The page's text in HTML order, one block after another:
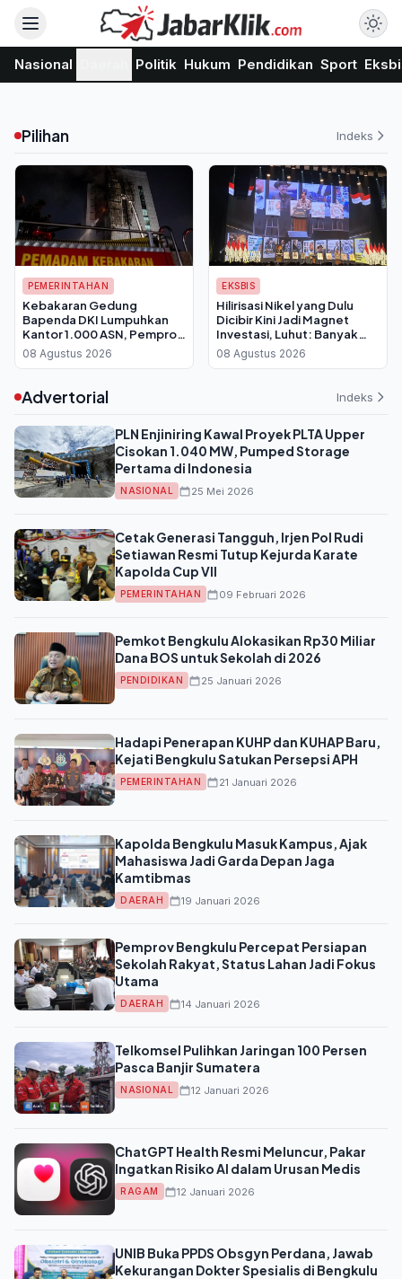
Nasional Politik Hukum Pendidikan Sport
Pilihan Indeks
PEMERINTAHAN
Kebakaran Gedung
Bapenda DKI Lumpuhkan
Kantor 1.000 ASN, Pemprov
Berlakukan WFH Bergantian
08 Agustus 2026
EKSBIS
Hilirisasi Nikel yang Dulu
Dicibir Kini Jadi Magnet
Investasi, Luhut: Banyak
yang Antre Temui Bahlil
08 Agustus 2026
Advertorial Indeks
PLN Enjiniring Kawal Proyek PLTA Upper
Cisokan 1.040 MW, Pumped Storage
Pertama di Indonesia
NASIONAL 25 Mei 2026
Cetak Generasi Tangguh, Irjen Pol Rudi
Setiawan Resmi Tutup Kejurda Karate
Kapolda Cup VII
PEMERINTAHAN 09 Februari 2026
Pemkot Bengkulu Alokasikan Rp30 Miliar
Dana BOS untuk Sekolah di 2026
PENDIDIKAN 25 Januari 2026
Hadapi Penerapan KUHP dan KUHAP Baru,
Kejati Bengkulu Satukan Persepsi APH
PEMERINTAHAN 21 Januari 2026
Kapolda Bengkulu Masuk Kampus, Ajak
Mahasiswa Jadi Garda Depan Jaga
Kamtibmas
DAERAH 19 Januari 2026
Pemprov Bengkulu Percepat Persiapan
Sekolah Rakyat, Status Lahan Jadi Fokus
Utama
DAERAH 14 Januari 2026
Telkomsel Pulihkan Jaringan 100 Persen
Pasca Banjir Sumatera
NASIONAL 12 Januari 2026
ChatGPT Health Resmi Meluncur, Pakar
Ingatkan Risiko AI dalam Urusan Medis
RAGAM 12 Januari 2026
UNIB Buka PPDS Obsgyn Perdana, Jawab
Kekurangan Dokter Spesialis di Bengkulu